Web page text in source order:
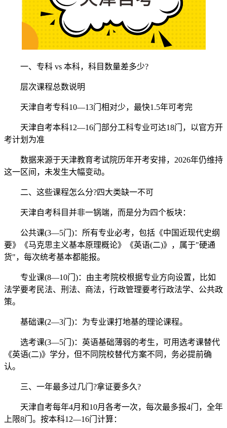
一、专科 vs 本科，科目数量差多少?
层次课程总数说明
天津自考专科10—13门相对少，最快1.5年可考完
天津自考本科12—16门部分工科专业可达18门，以官方开
考计划为准
数据来源于天津教育考试院历年开考安排，2026年仍维持
这一区间，未发生大幅变动。
二、这些课程怎么分?四大类缺一不可
天津自考科目并非一锅端，而是分为四个板块：
公共课(3—5门)：所有专业必考，包括《中国近现代史纲
要》《马克思主义基本原理概论》《英语(二)》，属于"硬通
货"，每次统考基本都能报。
专业课(8—10门)：由主考院校根据专业方向设置，比如
法学要考民法、刑法、商法，行政管理要考行政法学、公共政
策。
基础课(2—3门)：为专业课打地基的理论课程。
选考课(3—5门)：英语基础薄弱的考生，可用选考课替代
《英语(二)》学分，但不同院校替代方案不同，务必提前确
认。
三、一年最多过几门?拿证要多久?
天津自考每年4月和10月各考一次，每次最多报4门，全年
上限8门。按本科12—16门计算：